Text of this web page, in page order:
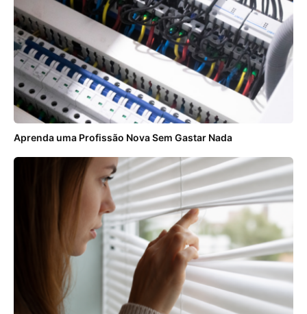
Aprenda uma Profissão Nova Sem Gastar Nada